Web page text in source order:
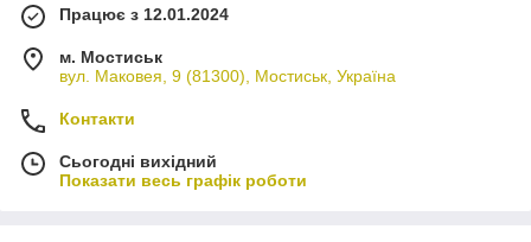
Працює з 12.01.2024
м. Мостиськ
вул. Маковея, 9 (81300), Мостиськ, Україна
Контакти
Сьогодні вихідний
Показати весь графік роботи